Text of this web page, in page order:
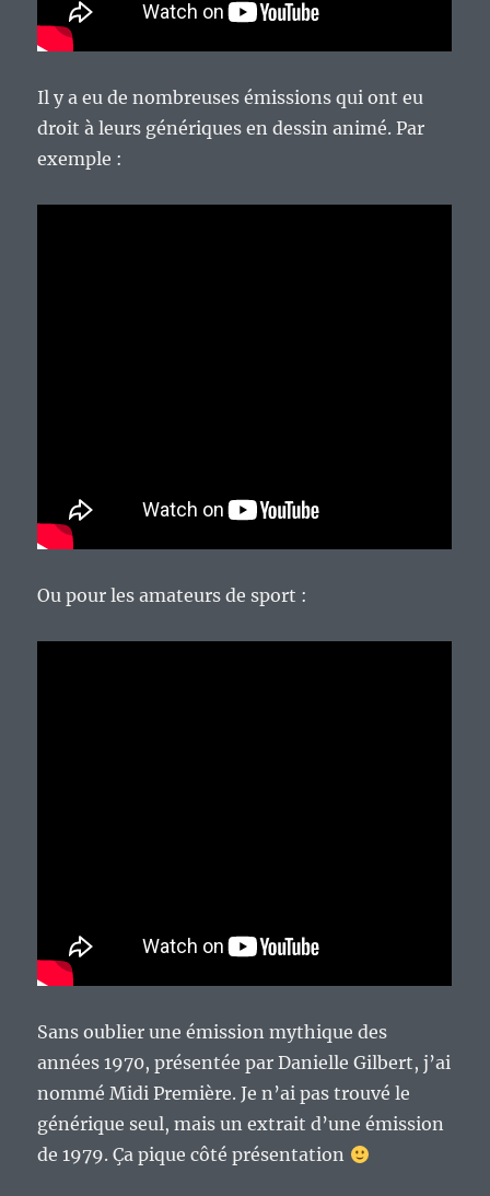
Il y a eu de nombreuses émissions qui ont eu
droit à leurs génériques en dessin animé. Par
exemple :
Ou pour les amateurs de sport :
Sans oublier une émission mythique des
années 1970, présentée par Danielle Gilbert, j’ai
nommé Midi Première. Je n’ai pas trouvé le
générique seul, mais un extrait d’une émission
de 1979. Ça pique côté présentation